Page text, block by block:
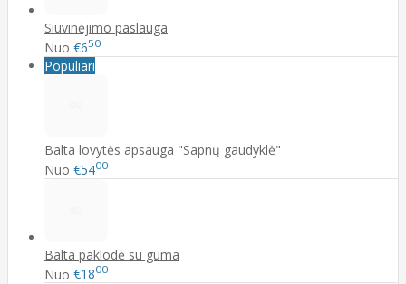
Siuvinėjimo paslauga
Nuo €650
Populiari
Balta lovytės apsauga "Sapnų gaudyklė"
Nuo €5400
Balta paklodė su guma
Nuo €1800